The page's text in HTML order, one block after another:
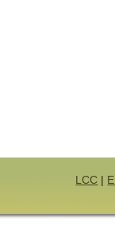
LCC |